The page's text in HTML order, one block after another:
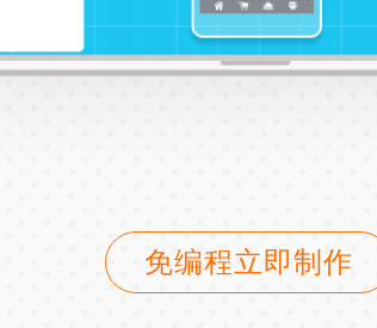
免编程立即制作